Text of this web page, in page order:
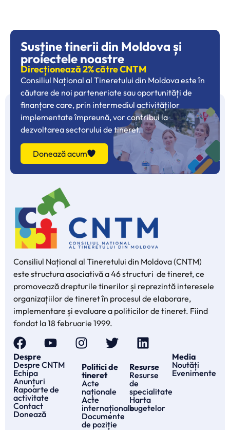
Susține tinerii din Moldova și
proiectele noastre
Direcționează 2% către CNTM
Consiliul Național al Tineretului din Moldova este în
căutare de noi parteneriate sau oportunități de
finanțare care, prin intermediul activităților
implementate împreună, vor contribui la
dezvoltarea sectorului de tineret.
Donează acum
Consiliul Național al Tineretului din Moldova (CNTM)
este structura asociativă a 46 structuri de tineret, ce
promovează drepturile tinerilor și reprezintă interesele
organizațiilor de tineret în procesul de elaborare,
implementare și evaluare a politicilor de tineret. Fiind
fondat la 18 februarie 1999.
Despre
Despre CNTM
Echipa
Anunțuri
Rapoarte de
activitate
Contact
Donează
Politici de
tineret
Acte
naționale
Acte
internaționale
Documente
de poziție
Resurse
Resurse
de
specialitate
Harta
bugetelor
Media
Noutăți
Evenimente